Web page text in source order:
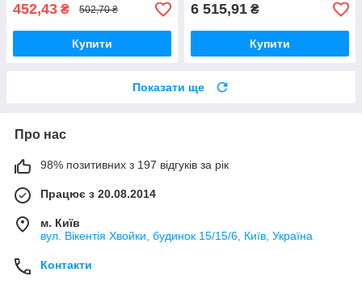
452,43 ₴ 502,70 ₴
Купити
6 515,91 ₴
Купити
Показати ще
Про нас
98% позитивних з 197 відгуків за рік
Працює з 20.08.2014
м. Київ
вул. Вікентія Хвойки, будинок 15/15/6, Київ, Україна
Контакти